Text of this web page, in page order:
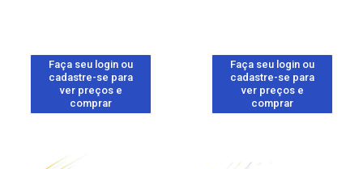
Faça seu login ou
cadastre-se para
ver preços e
comprar
Faça seu login ou
cadastre-se para
ver preços e
comprar